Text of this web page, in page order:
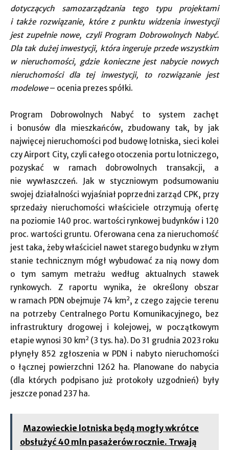
dotyczących samozarządzania tego typu projektami
i także rozwiązanie, które z punktu widzenia inwestycji
jest zupełnie nowe, czyli Program Dobrowolnych Nabyć.
Dla tak dużej inwestycji, która ingeruje przede wszystkim
w nieruchomości, gdzie konieczne jest nabycie nowych
nieruchomości dla tej inwestycji, to rozwiązanie jest
modelowe– ocenia prezes spółki.
Program Dobrowolnych Nabyć to system zachęt
i bonusów dla mieszkańców, zbudowany tak, by jak
najwięcej nieruchomości pod budowę lotniska, sieci kolei
czy Airport City, czyli całego otoczenia portu lotniczego,
pozyskać w ramach dobrowolnych transakcji, a
nie wywłaszczeń. Jak w styczniowym podsumowaniu
swojej działalności wyjaśniał poprzedni zarząd CPK, przy
sprzedaży nieruchomości właściciele otrzymują ofertę
na poziomie 140 proc. wartości rynkowej budynków i 120
proc. wartości gruntu. Oferowana cena za nieruchomość
jest taka, żeby właściciel nawet starego budynku w złym
stanie technicznym mógł wybudować za nią nowy dom
o tym samym metrażu według aktualnych stawek
rynkowych. Z raportu wynika, że określony obszar
w ramach PDN obejmuje 74 km2, z czego zajęcie terenu
na potrzeby Centralnego Portu Komunikacyjnego, bez
infrastruktury drogowej i kolejowej, w początkowym
etapie wynosi 30 km2(3 tys. ha). Do 31 grudnia 2023 roku
płynęły 852 zgłoszenia w PDN i nabyto nieruchomości
o łącznej powierzchni 1262 ha. Planowane do nabycia
(dla których podpisano już protokoły uzgodnień) były
jeszcze ponad 237 ha.
Mazowieckie lotniska będą mogły wkrótce
obsłużyć 40 mln pasażerów rocznie. Trwają